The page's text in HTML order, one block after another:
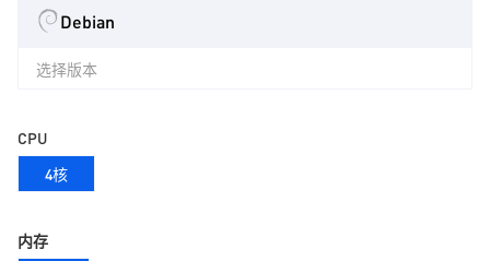
Debian
选择版本
CPU
4核
内存